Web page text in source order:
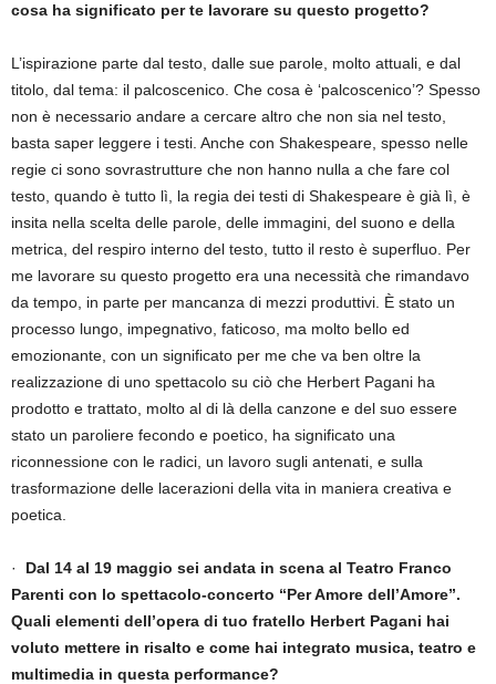
cosa ha significato per te lavorare su questo progetto?
L’ispirazione parte dal testo, dalle sue parole, molto attuali, e dal
titolo, dal tema: il palcoscenico. Che cosa è ‘palcoscenico’? Spesso
non è necessario andare a cercare altro che non sia nel testo,
basta saper leggere i testi. Anche con Shakespeare, spesso nelle
regie ci sono sovrastrutture che non hanno nulla a che fare col
testo, quando è tutto lì, la regia dei testi di Shakespeare è già lì, è
insita nella scelta delle parole, delle immagini, del suono e della
metrica, del respiro interno del testo, tutto il resto è superfluo. Per
me lavorare su questo progetto era una necessità che rimandavo
da tempo, in parte per mancanza di mezzi produttivi. È stato un
processo lungo, impegnativo, faticoso, ma molto bello ed
emozionante, con un significato per me che va ben oltre la
realizzazione di uno spettacolo su ciò che Herbert Pagani ha
prodotto e trattato, molto al di là della canzone e del suo essere
stato un paroliere fecondo e poetico, ha significato una
riconnessione con le radici, un lavoro sugli antenati, e sulla
trasformazione delle lacerazioni della vita in maniera creativa e
poetica.
· Dal 14 al 19 maggio sei andata in scena al Teatro Franco
Parenti con lo spettacolo-concerto “Per Amore dell’Amore”.
Quali elementi dell’opera di tuo fratello Herbert Pagani hai
voluto mettere in risalto e come hai integrato musica, teatro e
multimedia in questa performance?